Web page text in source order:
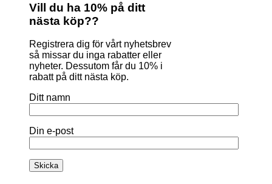
Vill du ha 10% på ditt
nästa köp??
Registrera dig för vårt nyhetsbrev
så missar du inga rabatter eller
nyheter. Dessutom får du 10% i
rabatt på ditt nästa köp.
Ditt namn
Din e-post